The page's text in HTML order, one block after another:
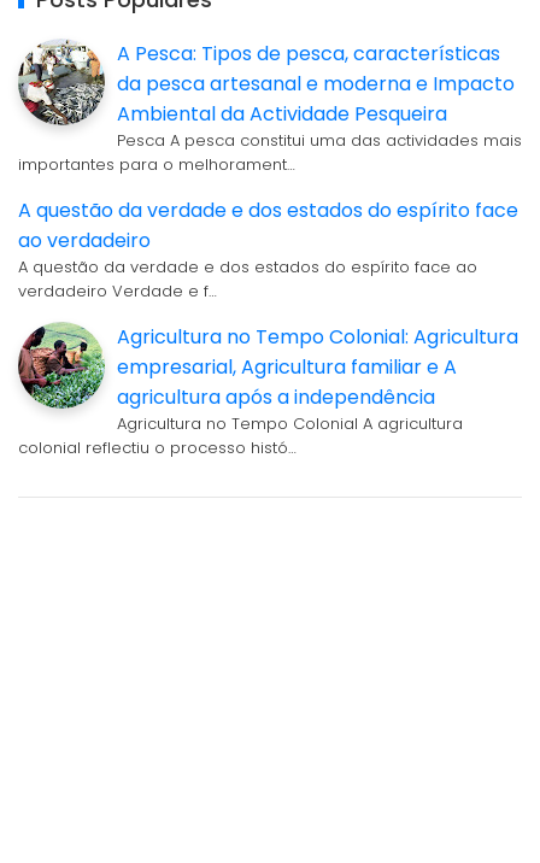
A Pesca: Tipos de pesca, características
da pesca artesanal e moderna e Impacto
Ambiental da Actividade Pesqueira
Pesca A pesca constitui uma das actividades mais
importantes para o melhorament…
A questão da verdade e dos estados do espírito face
ao verdadeiro
A questão da verdade e dos estados do espírito face ao
verdadeiro Verdade e f…
Agricultura no Tempo Colonial: Agricultura
empresarial, Agricultura familiar e A
agricultura após a independência
Agricultura no Tempo Colonial A agricultura
colonial reflectiu o processo histó…